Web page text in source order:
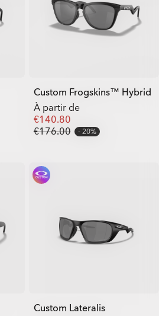
Custom Frogskins™ Hybrid
À partir de
€140.80
€176.00
20%
Custom Lateralis